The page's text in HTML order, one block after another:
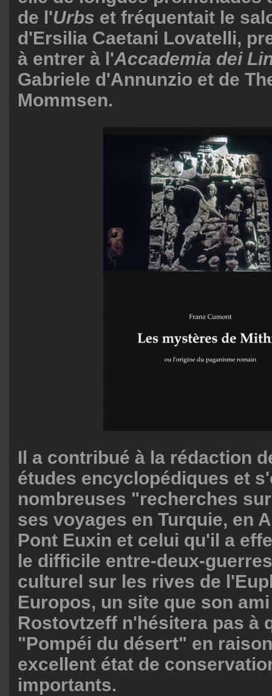
de l'Urbs et fréquentait le
d'Ersilia Caetani Lovatelli,
à entrer à l'Accademia dei
Gabriele d'Annunzio et de
Mommsen.
Il a contribué à la rédaction
études encyclopédiques et
nombreuses "recherches
ses voyages en Turquie, en
Pont Euxin et celui qu'il a
le difficile entre-deux-
culturel sur les rives de
Europos, un site que son
Rostovtzeff n'hésitera pas à
"Pompéi du désert" en
excellent état de
importants.